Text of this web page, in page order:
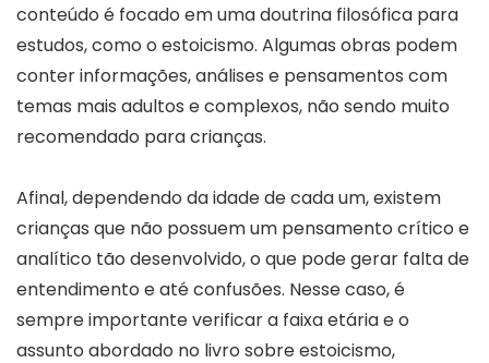
conteúdo é focado em uma doutrina filosófica para
estudos, como o estoicismo. Algumas obras podem
conter informações, análises e pensamentos com
temas mais adultos e complexos, não sendo muito
recomendado para crianças.
Afinal, dependendo da idade de cada um, existem
crianças que não possuem um pensamento crítico e
analítico tão desenvolvido, o que pode gerar falta de
entendimento e até confusões. Nesse caso, é
sempre importante verificar a faixa etária e o
assunto abordado no livro sobre estoicismo,